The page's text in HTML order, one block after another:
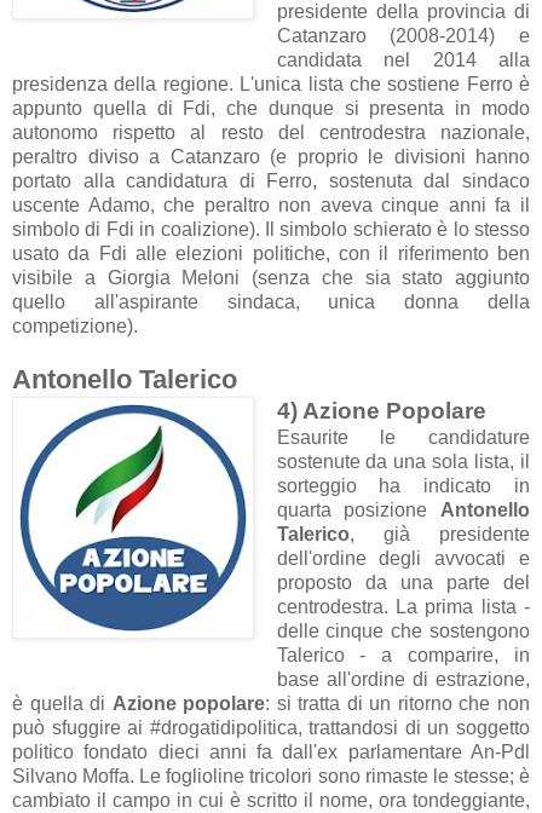
presidente della provincia di
Catanzaro (2008-2014) e
candidata nel 2014 alla
presidenza della regione. L'unica lista che sostiene Ferro è
appunto quella di Fdi, che dunque si presenta in modo
autonomo rispetto al resto del centrodestra nazionale,
peraltro diviso a Catanzaro (e proprio le divisioni hanno
portato alla candidatura di Ferro, sostenuta dal sindaco
uscente Adamo, che peraltro non aveva cinque anni fa il
simbolo di Fdi in coalizione). Il simbolo schierato è lo stesso
usato da Fdi alle elezioni politiche, con il riferimento ben
visibile a Giorgia Meloni (senza che sia stato aggiunto
quello all'aspirante sindaca, unica donna della
competizione).
Antonello Talerico
4) Azione Popolare
Esaurite le candidature
sostenute da una sola lista, il
sorteggio ha indicato in
quarta posizione Antonello
Talerico, già presidente
dell'ordine degli avvocati e
proposto da una parte del
centrodestra. La prima lista -
delle cinque che sostengono
Talerico - a comparire, in
base all'ordine di estrazione,
è quella di Azione popolare: si tratta di un ritorno che non
può sfuggire ai #drogatidipolitica, trattandosi di un soggetto
politico fondato dieci anni fa dall'ex parlamentare An-Pdl
Silvano Moffa. Le foglioline tricolori sono rimaste le stesse; è
cambiato il campo in cui è scritto il nome, ora tondeggiante,